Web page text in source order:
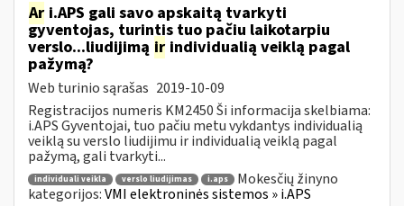
Ar i.APS gali savo apskaitą tvarkyti
gyventojas, turintis tuo pačiu laikotarpiu
verslo...liudijimą ir individualią veiklą pagal
pažymą?
Web turinio sąrašas 2019-10-09
Registracijos numeris KM2450 Ši informacija skelbiama:
i.APS Gyventojai, tuo pačiu metu vykdantys individualią
veiklą su verslo liudijimu ir individualią veiklą pagal
pažymą, gali tvarkyti...
individuali veikla verslo liudijimas i.aps
Mokesčių žinyno
kategorijos:VMI elektroninės sistemos » i.APS